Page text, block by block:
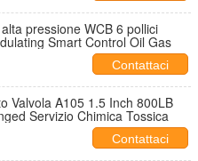
pressione WCB 6 pollici
Smart Control Oil Gas
Contattaci
Valvola A105 1.5 Inch 800LB
Servizio Chimica Tossica
Contattaci